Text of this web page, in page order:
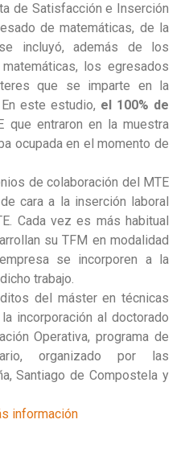
de Satisfacción e Inserción
de matemáticas, de la
incluyó, además de los
los egresados
que se imparte en la
este estudio, el 100% de
que entraron en la muestra
ocupada en el momento de
de colaboración del MTE
cara a la inserción laboral
Cada vez es más habitual
su TFM en modalidad
se incorporen a la
trabajo.
del máster en técnicas
incorporación al doctorado
Operativa, programa de
organizado por las
Santiago de Compostela y
información